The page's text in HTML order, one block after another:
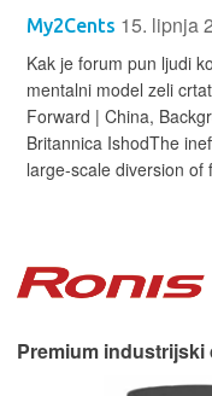
My2Cents 15. lipnja
Kak je forum pun ljudi
mentalni model zeli
Forward | China,
Britannica IshodThe
large-scale diversion of
Premium industrijski